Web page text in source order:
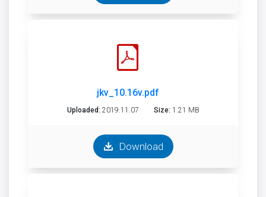
jkv_10.16v.pdf
Uploaded: 2019.11.07 Size: 1.21 MB
Download